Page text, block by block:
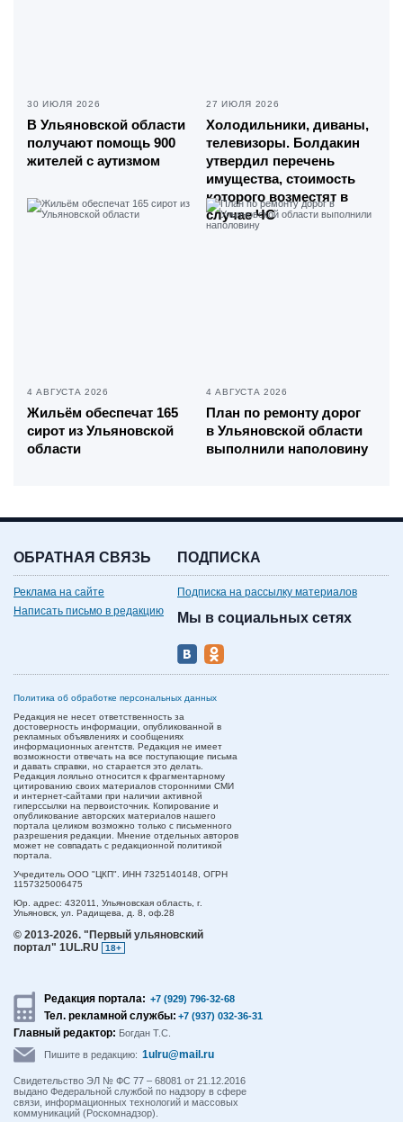
30 ИЮЛЯ 2026
В Ульяновской области
получают помощь 900
жителей с аутизмом
27 ИЮЛЯ 2026
Холодильники, диваны,
телевизоры. Болдакин
утвердил перечень
имущества, стоимость
которого возместят в
случае ЧС
4 АВГУСТА 2026
Жильём обеспечат 165
сирот из Ульяновской
области
4 АВГУСТА 2026
План по ремонту дорог
в Ульяновской области
выполнили наполовину
ОБРАТНАЯ СВЯЗЬ
Реклама на сайте
Написать письмо в редакцию
ПОДПИСКА
Подписка на рассылку материалов
Мы в социальных сетях
Политика об обработке персональных данных
Редакция не несет ответственность за
достоверность информации, опубликованной в
рекламных объявлениях и сообщениях
информационных агентств. Редакция не имеет
возможности отвечать на все поступающие письма
и давать справки, но старается это делать.
Редакция лояльно относится к фрагментарному
цитированию своих материалов сторонними СМИ
и интернет-сайтами при наличии активной
гиперссылки на первоисточник. Копирование и
опубликование авторских материалов нашего
портала целиком возможно только с письменного
разрешения редакции. Мнение отдельных авторов
может не совпадать с редакционной политикой
портала.
Учредитель ООО "ЦКП". ИНН 7325140148, ОГРН
1157325006475
Юр. адрес: 432011, Ульяновская область, г.
Ульяновск, ул. Радищева, д. 8, оф.28
© 2013-2026. "Первый ульяновский
портал" 1UL.RU
18+
Редакция портала: +7 (929) 796-32-68
Тел. рекламной службы: +7 (937) 032-36-31
Главный редактор: Богдан Т.С.
Пишите в редакцию: 1ulru@mail.ru
Свидетельство ЭЛ № ФС 77 – 68081 от 21.12.2016
выдано Федеральной службой по надзору в сфере
связи, информационных технологий и массовых
коммуникаций (Роскомнадзор).